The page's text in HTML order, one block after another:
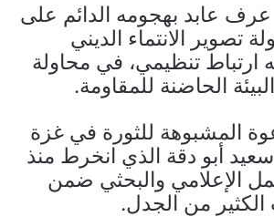
عابد بهجومه الدائم على
تصوير الانتماء الديني
ارتباط تنظيمي، في محاولة
الحاضنة للمقاومة.
المشبوهة للثورة في غزة
أبو دقة الذي انخرط منذ
الإعلامي والبحثي ضمن
من الجدل.